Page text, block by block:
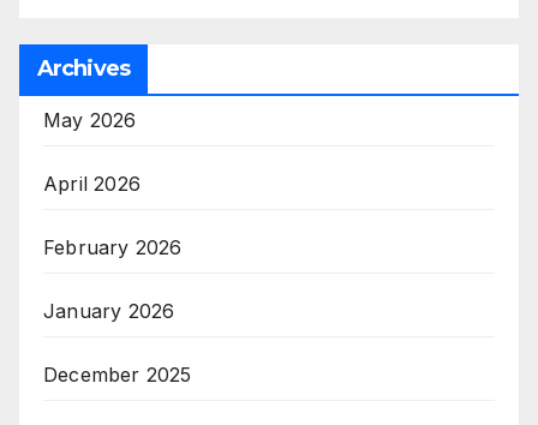
Archives
May 2026
April 2026
February 2026
January 2026
December 2025